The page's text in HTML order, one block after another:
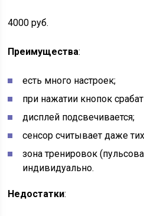
4000 руб.
Преимущества:
есть много настроек;
при нажатии кнопок
дисплей подсвечивается;
сенсор считывает даже
зона тренировок
индивидуально.
Недостатки: